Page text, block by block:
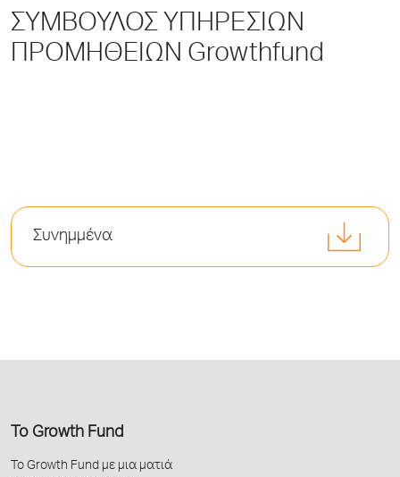
ΣΥΜΒΟΥΛΟΣ ΥΠΗΡΕΣΙΩΝ
ΠΡΟΜΗΘΕΙΩΝ Growthfund
Συνημμένα
Το Growth Fund
Το Growth Fund με μια ματιά